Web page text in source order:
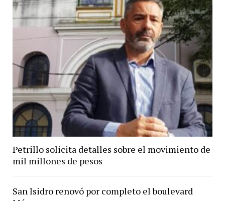
Petrillo solicita detalles sobre el movimiento de
mil millones de pesos
San Isidro renovó por completo el boulevard